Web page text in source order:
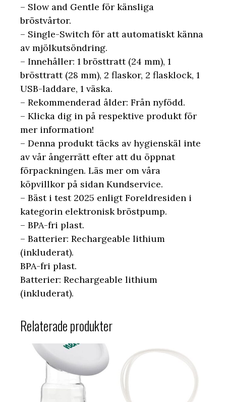
– Slow and Gentle för känsliga
bröstvårtor.
– Single-Switch för att automatiskt känna
av mjölkutsöndring.
– Innehåller: 1 brösttratt (24 mm), 1
brösttratt (28 mm), 2 flaskor, 2 flasklock, 1
USB-laddare, 1 väska.
– Rekommenderad ålder: Från nyfödd.
– Klicka dig in på respektive produkt för
mer information!
– Denna produkt täcks av hygienskäl inte
av vår ångerrätt efter att du öppnat
förpackningen. Läs mer om våra
köpvillkor på sidan Kundservice.
– Bäst i test 2025 enligt Foreldresiden i
kategorin elektronisk bröstpump.
– BPA-fri plast.
– Batterier: Rechargeable lithium
(inkluderat).
BPA-fri plast.
Batterier: Rechargeable lithium
(inkluderat).
Relaterade produkter